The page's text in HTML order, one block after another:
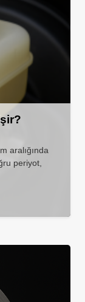
aralığında
periyot,